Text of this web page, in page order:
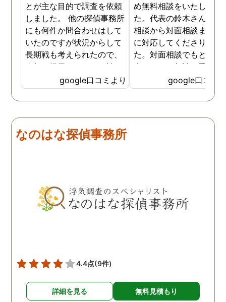
とが主な目的で調査を依頼
しました。 他の探偵事務所
にも何件か問合わせはして
いたのですが状況からして
長期戦も考えられたので、
金額を提示されそれが払え
ないとそもそも相談もでき
ない状態でした。 そんな中
ダメ元で同じ相談をした
してくださり、そして私が
持ってる情報から的確にア
を予想しながら調査してく
れて、実際に不貞の現場も
数回おさえることができと
らしいです。 また、さまざ
り、私の精神的なフォロー
だけでなく、その後の弁護
google口コミより
め無料相談をいたしまし
た。代表の鈴木さんが電
相談から対面相談まです
に対応してくださりまし
た。対面相談でもとても
身になって相談に乗って
ださりすぐに契約といっ
こともなく金銭的な問題
ありましたので相談して
さりました。結果として
後どうですか？と連絡ま
して下さり応援してるか
ねと温かい言葉までかけ
お願いしたいと思ってお
ます。本当にありがとう
google口コミ
なのはな探偵事務所
4.4点(9件)
詳細を見る 無料見積もり